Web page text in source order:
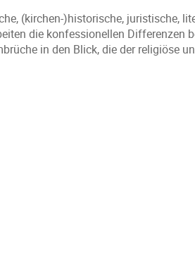
(kirchen-)historische, juristische,
die konfessionellen Differenzen
in den Blick, die der religiöse